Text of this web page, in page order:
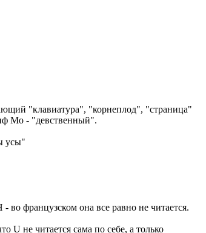
"клавиатура", "корнеплод", "страница"
Мо - "девственный".
усы"
во французском она все равно не читается.
U не читается сама по себе, а только